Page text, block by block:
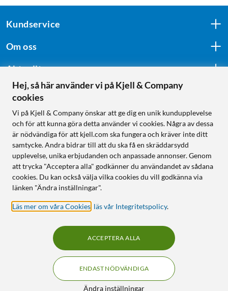
Kundservice
Om oss
Aktuellt
Följ oss
Handla från:
Sverige
Norge
KUNSKAP OCH TILLBEHÖR TILL
HEMELEKTRONIK
Hej, så här använder vi på Kjell & Company
cookies
Vi på Kjell & Company önskar att ge dig en unik kundupplevelse
och för att kunna göra detta använder vi cookies. Några av dessa
är nödvändiga för att kjell.com ska fungera och kräver inte ditt
samtycke. Andra bidrar till att du ska få en skräddarsydd
upplevelse, unika erbjudanden och anpassade annonser. Genom
att trycka "Acceptera alla" godkänner du användandet av sådana
cookies. Du kan också välja vilka cookies du vill godkänna via
länken "Ändra inställningar".
Läs mer om våra Cookies läs vår Integritetspolicy.
Ändra inställningar
ENDAST NÖDVÄNDIGA
ACCEPTERA ALLA